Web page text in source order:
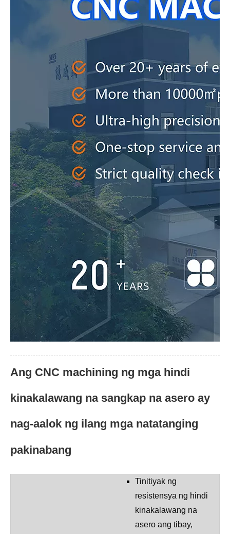
Ang CNC machining ng mga hindi
kinakalawang na sangkap na asero ay
nag-aalok ng ilang mga natatanging
pakinabang
Tinitiyak ng
resistensya ng hindi
kinakalawang na
asero ang tibay,